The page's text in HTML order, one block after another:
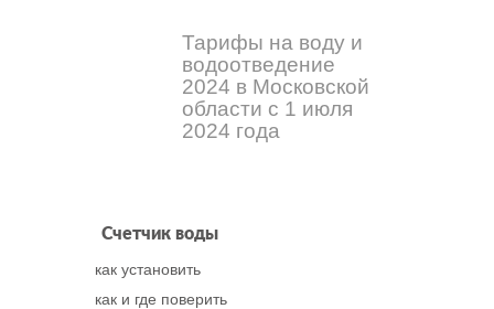
Тарифы на воду и
водоотведение
2024 в Московской
области с 1 июля
2024 года
Счетчик воды
как установить
как и где поверить